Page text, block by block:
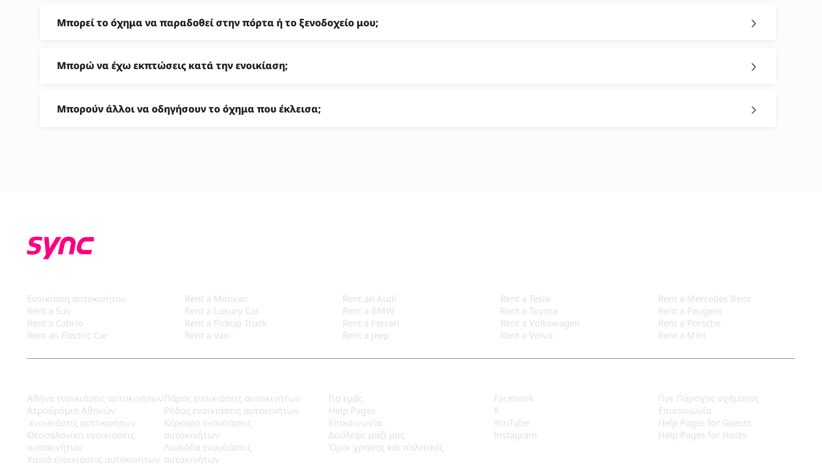
Μπορεί το όχημα να παραδοθεί στην πόρτα ή το ξενοδοχείο μου;
Μπορώ να έχω εκπτώσεις κατά την ενοικίαση;
Μπορούν άλλοι να οδηγήσουν το όχημα που έκλεισα;
Ενοικίαση αυτοκινήτου
Rent a Suv
Rent a Cabrio
Rent an Electric Car
Rent a Minivan
Rent a Luxury Car
Rent a Pickup Truck
Rent a Van
Rent an Audi
Rent a BMW
Rent a Ferrari
Rent a Jeep
Rent a Tesla
Rent a Toyota
Rent a Volkswagen
Rent a Volvo
Rent a Mercedes Benz
Rent a Peugeot
Rent a Porsche
Rent a Mini
Αθήνα ενοικιάσεις αυτοκινήτων
Αεροδρόμιο Αθηνών
ενοικιάσεις αυτοκινήτων
Θεσσαλονίκη ενοικιάσεις
αυτοκινήτων
Χανιά ενοικιάσεις αυτοκινήτων
Πάρος ενοικιάσεις αυτοκινήτων
Ρόδος ενοικιάσεις αυτοκινήτων
Κέρκυρα ενοικιάσεις
αυτοκινήτων
Λευκάδα ενοικιάσεις
αυτοκινήτων
Για εμάς
Help Pages
Επικοινωνία
Δούλεψε μαζί μας
Όροι χρήσης και πολιτικές
Facebook
X
YouTube
Instagram
Γίνε Πάροχος οχήματος
Επικοινωνία
Help Pages for Guests
Help Pages for Hosts